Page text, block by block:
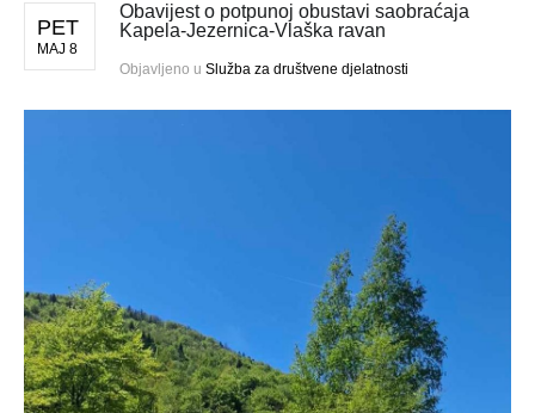
PET
MAJ 8
Obavijest o potpunoj obustavi saobraćaja
Kapela-Jezernica-Vlaška ravan
Objavljeno u Služba za društvene djelatnosti